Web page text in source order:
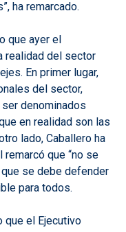
ha remarcado.
que ayer el
realidad del sector
En primer lugar,
del sector,
denominados
en realidad son las
lado, Caballero ha
que “no se
se debe defender
para todos.
que el Ejecutivo